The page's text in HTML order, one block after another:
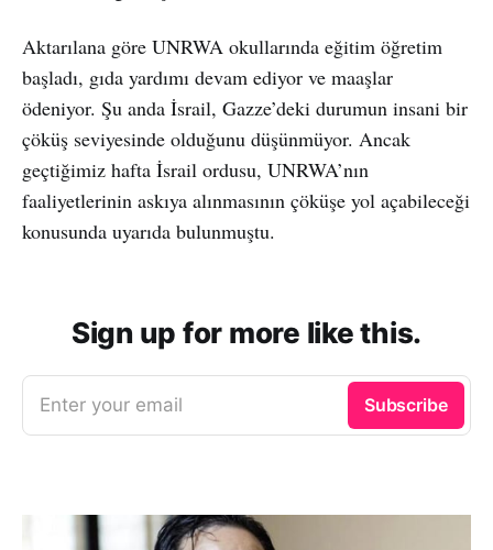
Aktarılana göre UNRWA okullarında eğitim öğretim
başladı, gıda yardımı devam ediyor ve maaşlar
ödeniyor. Şu anda İsrail, Gazze’deki durumun insani bir
çöküş seviyesinde olduğunu düşünmüyor. Ancak
geçtiğimiz hafta İsrail ordusu, UNRWA’nın
faaliyetlerinin askıya alınmasının çöküşe yol açabileceği
konusunda uyarıda bulunmuştu.
Sign up for more like this.
Enter your email Subscribe